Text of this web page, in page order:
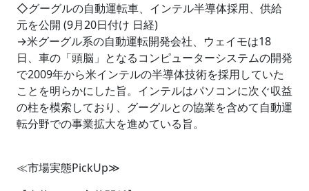
◇グーグルの自動運転車、インテル半導体採用、供給
元を公開 (9月20日付け 日経)
→米グーグル系の自動運転開発会社、ウェイモは18
日、車の「頭脳」となるコンピューターシステムの開発
で2009年から米インテルの半導体技術を採用していた
ことを明らかにした旨。インテルはパソコンに次ぐ収益
の柱を模索しており、グーグルとの協業を含めて自動運
転分野での事業拡大を進めている旨。
≪市場実態PickUp≫